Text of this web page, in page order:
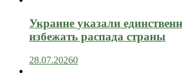
Украине указали
избежать распада страны
28.07.20260